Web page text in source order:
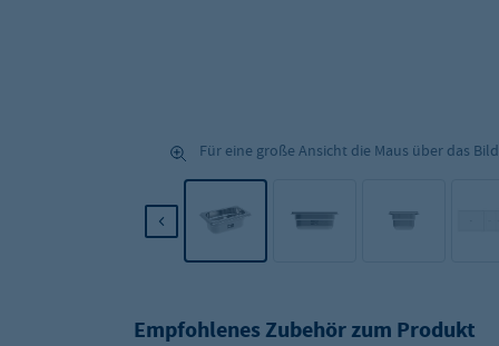
Für eine große Ansicht die Maus über das
Empfohlenes Zubehör zum Produkt